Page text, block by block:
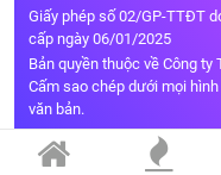
Giấy phép số 02/GP-TTĐT
cấp ngày 06/01/2025
Bản quyền thuộc về Công ty
Cấm sao chép dưới mọi
văn bản.